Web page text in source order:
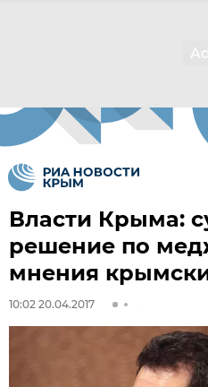
Власти Крыма:
решение по
мнения
10:02 20.04.2017